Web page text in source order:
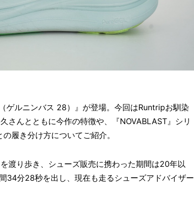
ゲルニンバス 28）』が登場。今回はRuntripお馴染
さんとともに今作の特徴や、『NOVABLAST』シリ
履き分け方についてご紹介。
渡り歩き、シューズ販売に携わった期間は20年以
34分28秒を出し、現在も走るシューズアドバイザー